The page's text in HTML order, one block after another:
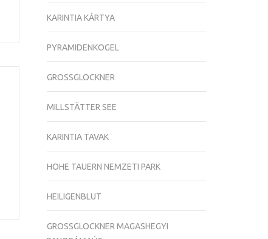
KARINTIA KÁRTYA
PYRAMIDENKOGEL
GROSSGLOCKNER
MILLSTÄTTER SEE
KARINTIA TAVAK
HOHE TAUERN NEMZETI PARK
HEILIGENBLUT
GROSSGLOCKNER MAGASHEGYI